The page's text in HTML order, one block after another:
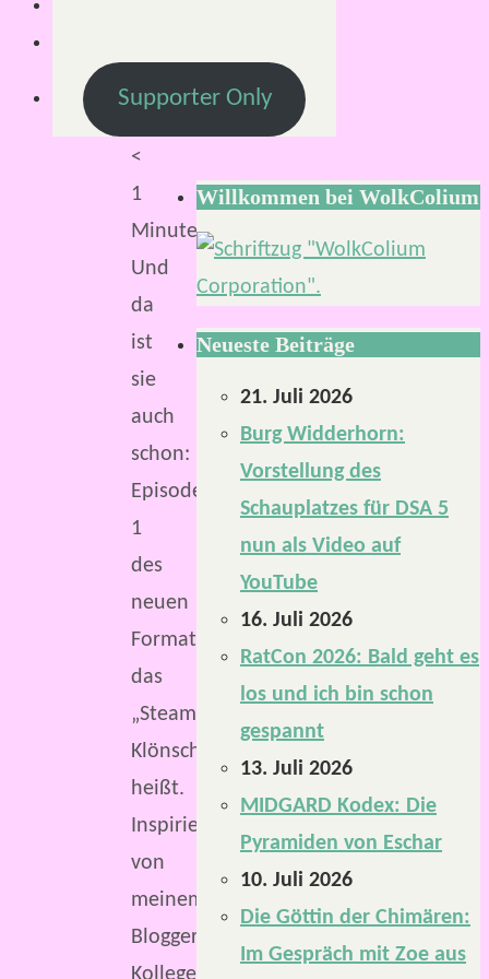
<
1
Minute
Und
da
ist
sie
auch
schon:
Episode
1
des
neuen
Formats,
das
„SteamTinkerers
Klönschnack“
heißt.
Inspiriert
von
meinem
Blogger-
Kollegen,
Supporter Only
Willkommen bei WolkColium
Neueste Beiträge
21. Juli 2026
Burg Widderhorn:
Vorstellung des
Schauplatzes für DSA 5
nun als Video auf
YouTube
16. Juli 2026
RatCon 2026: Bald geht es
los und ich bin schon
gespannt
13. Juli 2026
MIDGARD Kodex: Die
Pyramiden von Eschar
10. Juli 2026
Die Göttin der Chimären:
Im Gespräch mit Zoe aus